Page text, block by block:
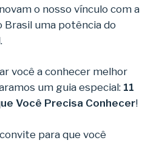
o nosso vínculo com a
Brasil uma potência do
você a conhecer melhor
um guia especial: 11
Você Precisa Conhecer!
para que você